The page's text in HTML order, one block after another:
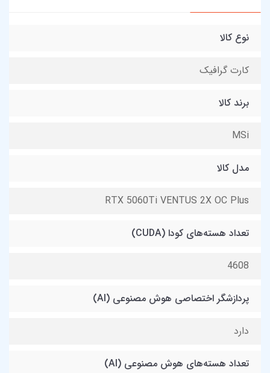
نوع کالا
کارت گرافیک
برند کالا
MSi
مدل کالا
RTX 5060Ti VENTUS 2X OC Plus
تعداد هسته‌های کودا (CUDA)
4608
پردازشگر اختصاصی هوش مصنوعی (AI)
دارد
تعداد هسته‌های هوش مصنوعی (AI)